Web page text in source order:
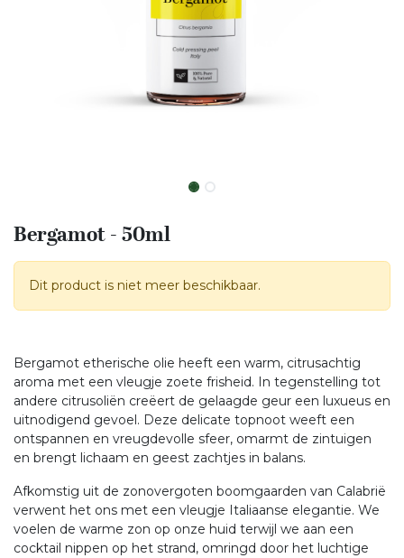
Bergamot - 50ml
Dit product is niet meer beschikbaar.
Bergamot etherische olie heeft een warm, citrusachtig
aroma met een vleugje zoete frisheid. In tegenstelling tot
andere citrusoliën creëert de gelaagde geur een luxueus en
uitnodigend gevoel. Deze delicate topnoot weeft een
ontspannen en vreugdevolle sfeer, omarmt de zintuigen
en brengt lichaam en geest zachtjes in balans.
Afkomstig uit de zonovergoten boomgaarden van Calabrië
verwent het ons met een vleugje Italiaanse elegantie. We
voelen de warme zon op onze huid terwijl we aan een
cocktail nippen op het strand, omringd door het luchtige